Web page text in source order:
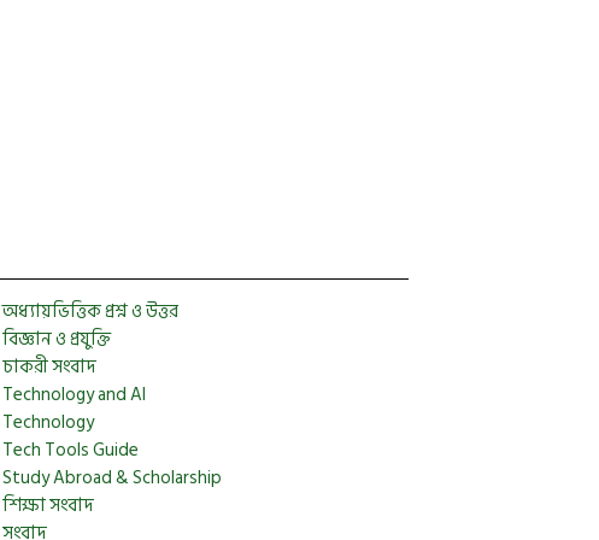
অধ্যায়ভিত্তিক প্রশ্ন ও উত্তর
বিজ্ঞান ও প্রযুক্তি
চাকরী সংবাদ
Technology and AI
Technology
Tech Tools Guide
Study Abroad & Scholarship
শিক্ষা সংবাদ
সংবাদ